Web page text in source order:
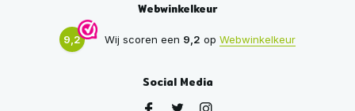
Webwinkelkeur
9,2 Wij scoren een 9,2 op Webwinkelkeur
Social Media